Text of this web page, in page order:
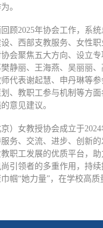
。
顾2025年协会工作，系
、西部支教服务、女性
会聚焦五大方向、设立
静丽、王海燕、吴丽丽
代表谢起慧、申丹琳等
、教职工参与机制等方
意见建议。
）女教授协会成立于2024
务、交流、进步、创新的
职工发展的优质平台，
引领者的多重作用，持续
帼“她力量”，在学校高